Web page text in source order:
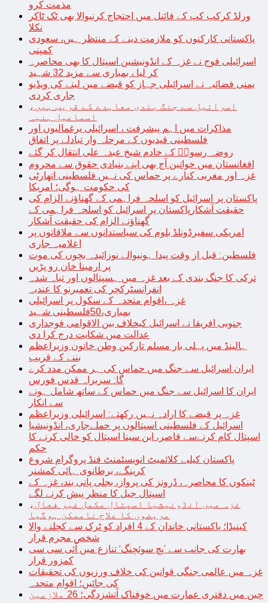
مذمت کرو
ورلڈ کرکپ کپ کے فائنل میں احتجاج کرنیوالا بھی ٹک ٹاکر
نکلا
پاکستانی کارکنوں کو ملازمت دینے کے منتظر ہیں، سعودی
کمپنی
اسرائیلی فوج نے غزہ کے انڈونیشین اسپتال کا بھی محاصرہ
کر لیا ، بمباری سے مزید 32 شہید
یمنی فضائیہ نے اسرائیلی جہاز کو قبضے میں لینے کی ویڈیو
جاری کردی
اسرائیل سے جنگ بندی معاہدے کے قریب ہیں،
اسماعیل ہنیہ
مذاکرات میں اہم پیشرفت ، اسرائیلی یرغمالیوں اور
فلسطینی قیدیوں کے مرحلہ وار تبادلے پر اتفاق
روضہ رسولؐ کے خادم شیخ عبدہ علی انتقال کر گئے
افغانستان میں خواتین آج بھی اپنے بنیادی حقوق سے محروم
غزہ اور مغربی کنارے پر حماس کی نہیں فلسطینی اتھارٹی
کی حکومت ہوگی؛ امریکا
پاکستان پر اسرائیل کو اسلحہ فراہمی کے گھناؤنے الزام کی
حقیقت آشکارپاکستان پر اسرائیل کو اسلحہ فراہمی کے
گھناؤنے الزام کی حقیقت آشکار
امریکی سفیرڈونلڈ بلوم کی سیاستدانوں سے ملاقاتوں پر
اعلامیہ جاری
فلسطین: قبل از وقت پیدا ہونیوالے نوزائیدہ بچوں کی موت
پر ارمینا خان رو پڑیں
ترکی کا جنگ بندی کے بعد غزہ میں ہسپتالوں اور تباہ شدہ
انفرانسٹرکچر کی تعمیرنو کا عندیہ
غزہ ،اقوام متحدہ کے سکول پر اسرائیلی
بمباری،50فلسطینی شہید
جنوبی افریقا نے اسرائیل کیخلاف بین الاقوامی فوجداری
عدالت میں شکایت درج کرا دی
ہالینڈ میں پہلی بار مسلم تارکین وطن خاتون وزیراعظم
بننے کے قریب
ایران اسرائیل سے جنگ میں حماس کی ہر ممکن مدد کرے
گا: سربراہ قدس فورس
ایران کا اسرائیل سے جنگ میں حماس کے ساتھ شامل ہونے
سے انکار
غزہ پر قبضے کا ارادہ نہیں رکھتے: اسرائیلی وزیراعظم
اسرائیل کے فلسطینی اسپتالوں پر حملےجاری، انڈونیشیا
اسپتال کام کرنےسے قاصر، ابن سینا اسپتال کو خالی کرنے کا
حکم
پاکستان کیلیے کلائمیٹ انویسٹمنٹ فنڈ پروگرام شروع
کرینگے، برطانوی ہائی کمشنر
ٹینکوں کا محاصرہ، ڈرونز کی پرواز، بجلی پانی بند، غزہ کے
اسپتال جیل کا منظر پیش کرنے لگے
غزہ میں انڈونیشیا اسپتال مکمل غیر فعال،
مریضوں کا علاج ناممکن ہوگیا
کینیڈا؛ پاکستانی خاندان کے 4 افراد کو ٹرک سے کچلنے والا
شخص مجرم قرار
بھارت کی جانب سے ’پچ سوئچنگ‘ تنازع میں آئی سی سی
کمزور قرار
غزہ میں عالمی جنگی قوانین کی خلاف ورزیوں کی تحقیقات
کی جائیں؛ اقوام متحدہ
چین میں دفتری عمارت میں خوفناک آتشزدگی؛ 26 ملازمین